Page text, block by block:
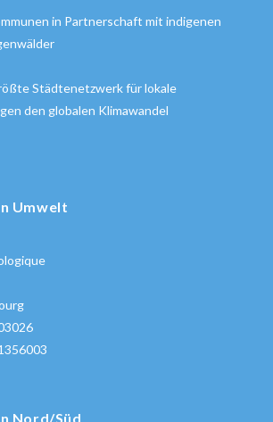
in Partnerschaft mit indigenen
Städtenetzwerk für lokale
den globalen Klimawandel
Umwelt
Nord/Süd